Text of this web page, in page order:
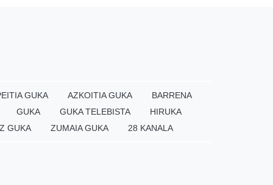
GUKA AZKOITIA GUKA
BARRENA
GUKA
GUKA TELEBISTA
HIRUKA
GUKA
ZUMAIA GUKA 28 KANALA